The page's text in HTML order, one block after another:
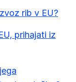
rib v EU?
prihajati iz